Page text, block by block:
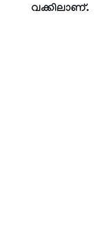
വക്കിലാണ്.